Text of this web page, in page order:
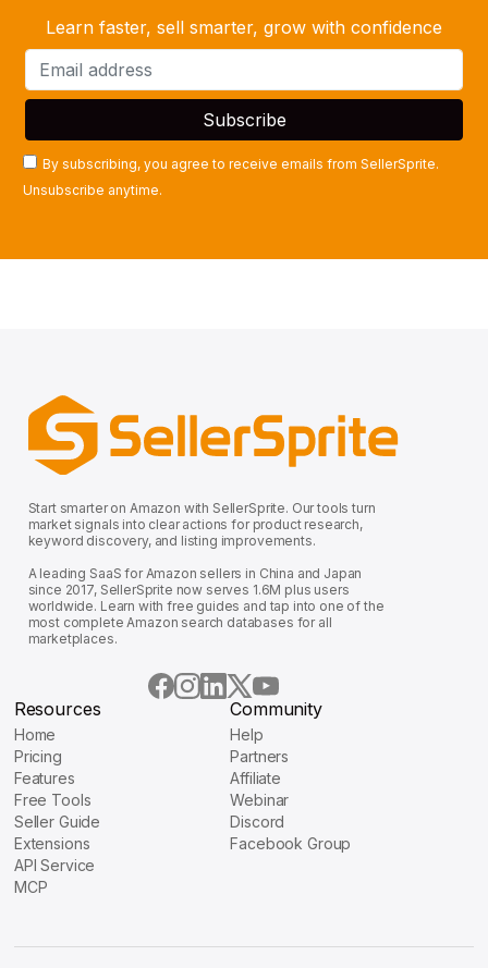
Learn faster, sell smarter, grow with confidence
By subscribing, you agree to receive emails from SellerSprite.
Unsubscribe anytime.